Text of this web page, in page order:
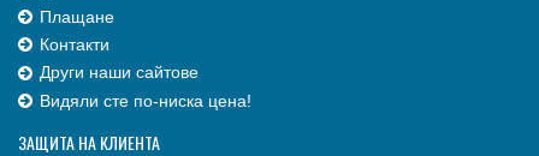
Плащане
Контакти
Други наши сайтове
Видяли сте по-ниска цена!
ЗАЩИТА НА КЛИЕНТА